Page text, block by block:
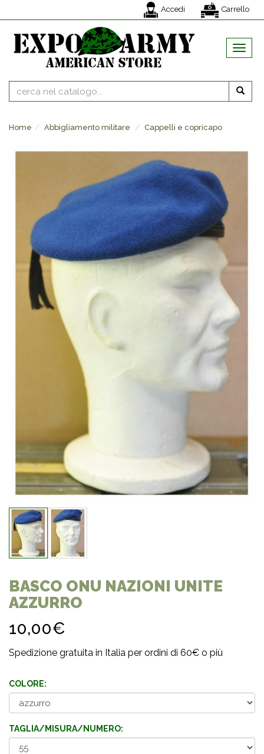
Accedi Carrello
MENU
Home Abbigliamento militare Cappelli e copricapo
BASCO ONU NAZIONI UNITE
AZZURRO
10,00€
Spedizione gratuita in Italia per ordini di 60€ o più
COLORE:
TAGLIA/MISURA/NUMERO: